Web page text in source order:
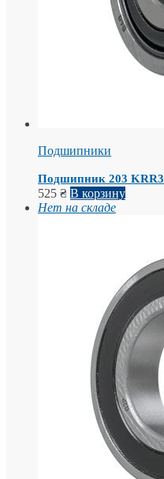
Подшипники
Подшипник 203 KRR3
525 ₴ В корзину
Нет на складе